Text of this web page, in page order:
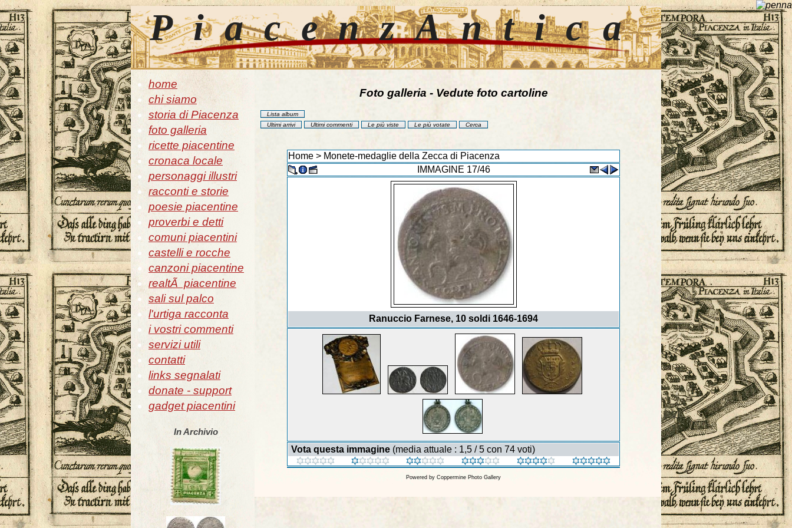
PiacenzAntica
home
chi siamo
storia di Piacenza
foto galleria
ricette piacentine
cronaca locale
personaggi illustri
racconti e storie
poesie piacentine
proverbi e detti
comuni piacentini
castelli e rocche
canzoni piacentine
realtÃ piacentine
sali sul palco
l'urtiga racconta
i vostri commenti
servizi utili
contatti
links segnalati
donate - support
gadget piacentini
In Archivio
Foto galleria - Vedute foto cartoline
Lista album
Ultimi arrivi
Ultimi commenti Le più viste Le più votate Cerca
Home > Monete-medaglie della Zecca di Piacenza
IMMAGINE 17/46
Ranuccio Farnese, 10 soldi 1646-1694
Vota questa immagine (media attuale : 1,5 / 5 con 74 voti)
Powered by Coppermine Photo Gallery